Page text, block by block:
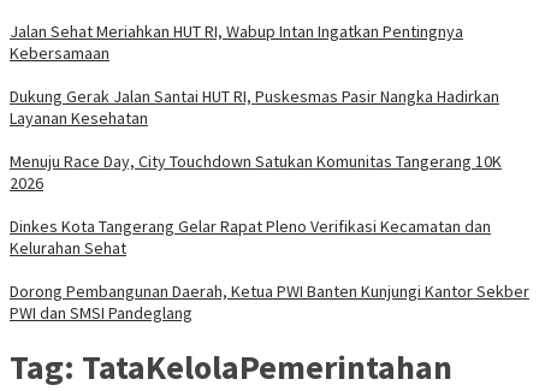
Jalan Sehat Meriahkan HUT RI, Wabup Intan Ingatkan Pentingnya
Kebersamaan
Dukung Gerak Jalan Santai HUT RI, Puskesmas Pasir Nangka Hadirkan
Layanan Kesehatan
Menuju Race Day, City Touchdown Satukan Komunitas Tangerang 10K
2026
Dinkes Kota Tangerang Gelar Rapat Pleno Verifikasi Kecamatan dan
Kelurahan Sehat
Dorong Pembangunan Daerah, Ketua PWI Banten Kunjungi Kantor Sekber
PWI dan SMSI Pandeglang
Tag: TataKelolaPemerintahan